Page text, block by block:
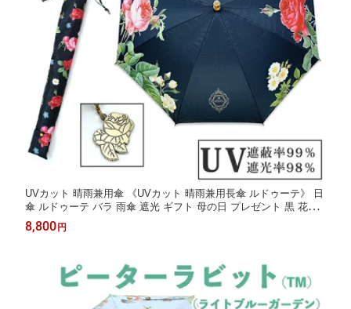
UVカット 晴雨兼用傘 《UVカット 晴雨兼用長傘 ルドゥーテ》 日
傘 ルドゥーテ バラ 雨傘 遮光 ギフト 母の日 プレゼント 黒 花柄
薔薇 ディアカーズ
8,800 円